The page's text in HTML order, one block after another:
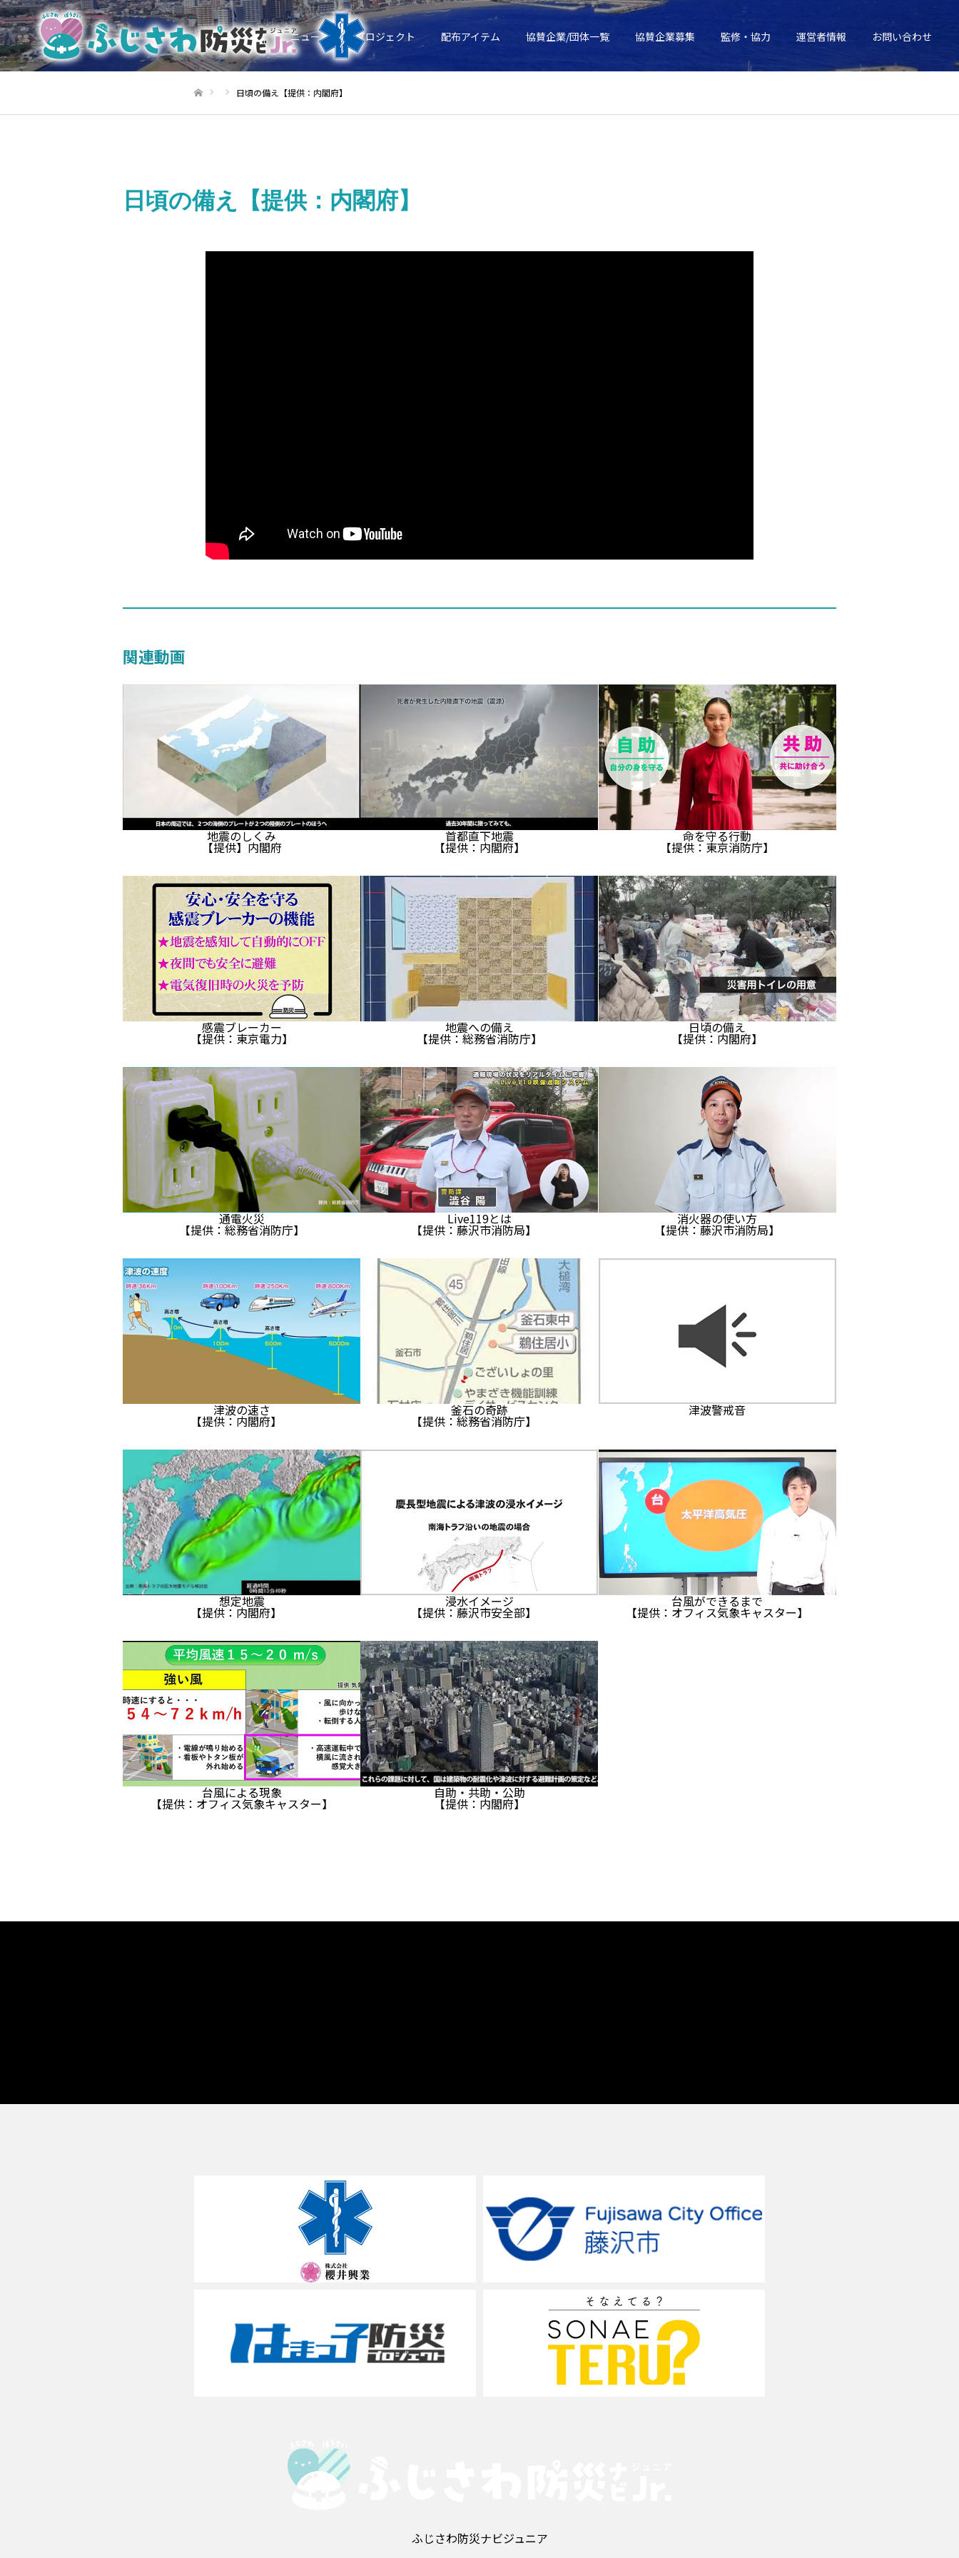
ホーム ニュース プロジェクト 配布アイテム 協賛企業/団体一覧 協賛企業募集 監修・協力 運営者情報 お問い合わせ
日頃の備え【提供：内閣府】
日頃の備え【提供：内閣府】
関連動画
地震のしくみ
【提供】内閣府
首都直下地震
【提供：内閣府】
命を守る行動
【提供：東京消防庁】
感震ブレーカー
【提供：東京電力】
地震への備え
【提供：総務省消防庁】
日頃の備え
【提供：内閣府】
通電火災
【提供：総務省消防庁】
Live119とは
【提供：藤沢市消防局】
消火器の使い方
【提供：藤沢市消防局】
津波の速さ
【提供：内閣府】
釜石の奇跡
【提供：総務省消防庁】
津波警戒音
想定地震
【提供：内閣府】
浸水イメージ
【提供：藤沢市安全部】
台風ができるまで
【提供：オフィス気象キャスター】
台風による現象
【提供：オフィス気象キャスター】
自助・共助・公助
【提供：内閣府】
ふじさわ防災ナビジュニア